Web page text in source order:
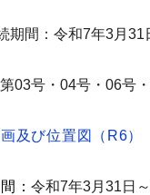
間：令和7年3月31
03号・04号・06号
及び位置図（R6）
：令和7年3月31 日